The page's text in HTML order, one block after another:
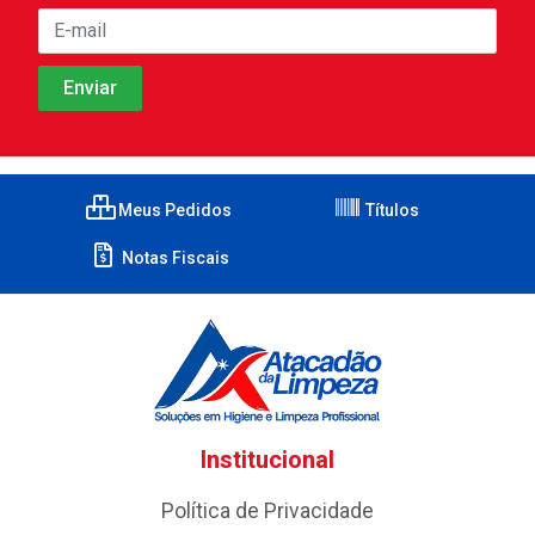
Meus Pedidos Títulos
Notas Fiscais
Institucional
Política de Privacidade